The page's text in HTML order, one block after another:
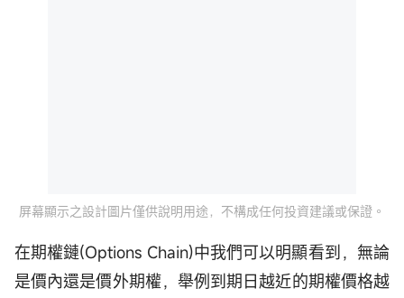
屏幕顯示之設計圖片僅供說明用途，不構成任何投資建議或保證。
在期權鏈(Options Chain)中我們可以明顯看到，無論
是價內還是價外期權，舉例到期日越近的期權價格越